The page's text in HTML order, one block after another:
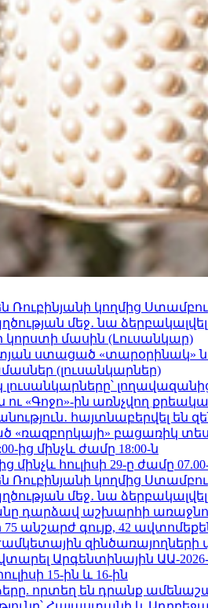
կողմից
մեջ․ նա ձերբակալվել
կորստի մասին (Լուսանկար)
ստացած «տարօրինակ»
(լուսանկարներ)
ու «Գոջո»-ին առնչվող
հայտնաբերվել են
«ռազբորկայի» բացառիկ
ից մինչև ժամը 18:00-ն
մինչև հուլիսի 29-ը ժամը
կողմից
մեջ․ նա ձերբակալվել
աշխարհի
անշարժ գույք, 42
զինծառայողների
Արգենտինային ԱԱ-
15-ին և 16-ին
որտեղ են դրանք